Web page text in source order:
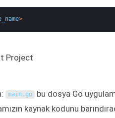
>
main .go bu dosya Go
kaynak kodunu